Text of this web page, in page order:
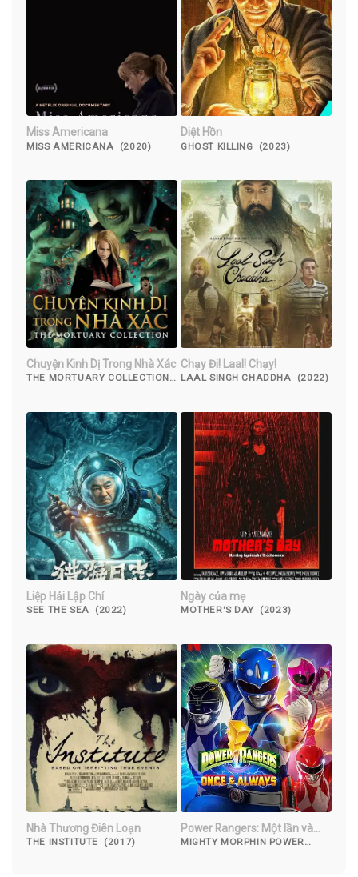
Miss Americana
MISS AMERICANA (2020)
Diệt Hồn
GHOST KILLING (2023)
Chuyện Kinh Dị Trong Nhà Xác
THE MORTUARY COLLECTION
Chạy Đi! Laal! Chạy!
LAAL SINGH CHADDHA (2022)
Liệp Hải Lập Chí
SEE THE SEA (2022)
Ngày của mẹ
MOTHER'S DAY (2023)
Nhà Thương Điên Loạn
THE INSTITUTE (2017)
Power Rangers: Một lần và
mãi mãi
MIGHTY MORPHIN POWER